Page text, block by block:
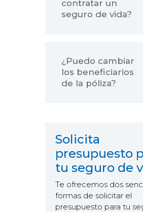
contratar un
seguro de vida?
¿Puedo cambiar
los beneficiarios
de la póliza?
Solicita
presupuesto
tu seguro de
Te ofrecemos dos
formas de solicitar el
presupuesto para tu